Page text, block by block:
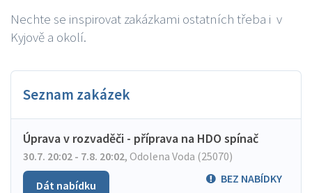
Nechte se inspirovat zakázkami ostatních třeba i v
Kyjově a okolí.
Seznam zakázek
Úprava v rozvaděči - příprava na HDO spínač
30.7. 20:02 - 7.8. 20:02, Odolena Voda (25070)
BEZ NABÍDKY
Dát nabídku